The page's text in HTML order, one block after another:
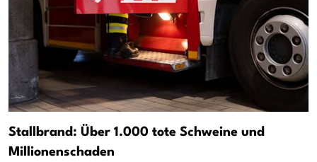
Stallbrand: Über 1.000 tote Schweine und
Millionenschaden